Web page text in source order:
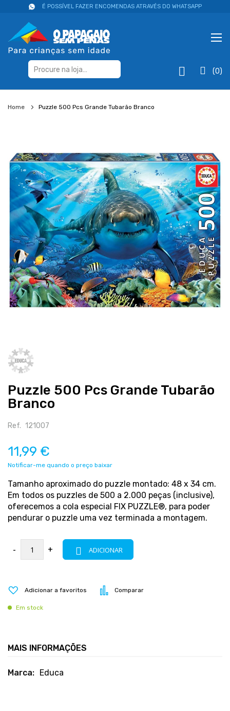
É POSSÍVEL FAZER ENCOMENDAS ATRAVÉS DO WHATSAPP
(0)
Home Puzzle 500 Pcs Grande Tubarão Branco
Puzzle 500 Pcs Grande Tubarão
Branco
Ref. 121007
11,99 €
Notificar-me quando o preço baixar
Tamanho aproximado do puzzle montado: 48 x 34 cm.
Em todos os puzzles de 500 a 2.000 peças (inclusive),
oferecemos a cola especial FIX PUZZLE®, para poder
pendurar o puzzle uma vez terminada a montagem.
- + ADICIONAR
Adicionar a favoritos Comparar
Em stock
final
da
galeria
de
imagens
para
o
início
da
galeria
de
imagens
MAIS INFORMAÇÕES
Mais
Educa